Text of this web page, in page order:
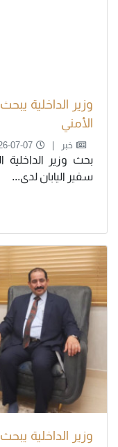
وزير الداخلية
الأمني
خبر 07-07
بحث وزير الداخلية
سفير اليابان لدى...
وزير الداخلية